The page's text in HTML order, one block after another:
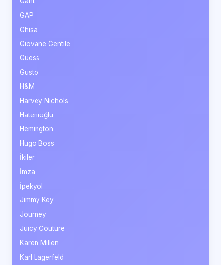
GAP
Ghisa
Giovane Gentile
Guess
Gusto
H&M
Harvey Nichols
Hatemoğlu
Hemington
Hugo Boss
İkiler
İmza
İpekyol
Jimmy Key
Journey
Juicy Couture
Karen Millen
Karl Lagerfeld